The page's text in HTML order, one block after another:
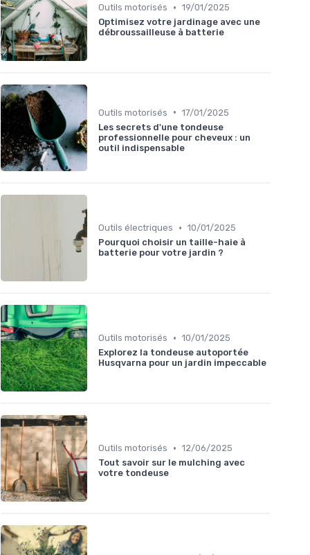
Outils motorisés • 19/01/2025
Optimisez votre jardinage avec une
débroussailleuse à batterie
Outils motorisés • 17/01/2025
Les secrets d'une tondeuse
professionnelle pour cheveux : un
outil indispensable
Outils électriques • 10/01/2025
Pourquoi choisir un taille-haie à
batterie pour votre jardin ?
Outils motorisés • 10/01/2025
Explorez la tondeuse autoportée
Husqvarna pour un jardin impeccable
Outils motorisés • 12/06/2025
Tout savoir sur le mulching avec
votre tondeuse